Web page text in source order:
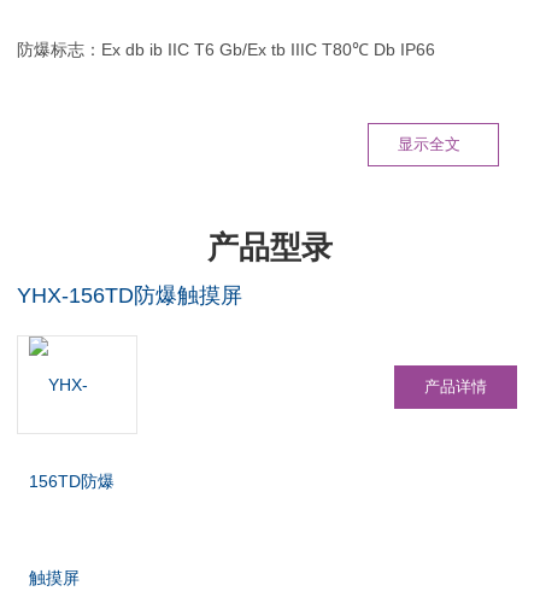
防爆标志：Ex db ib IIC T6 Gb/Ex tb IIIC T80℃ Db IP66
显示全文
产品型录
YHX-156TD防爆触摸屏
产品详情